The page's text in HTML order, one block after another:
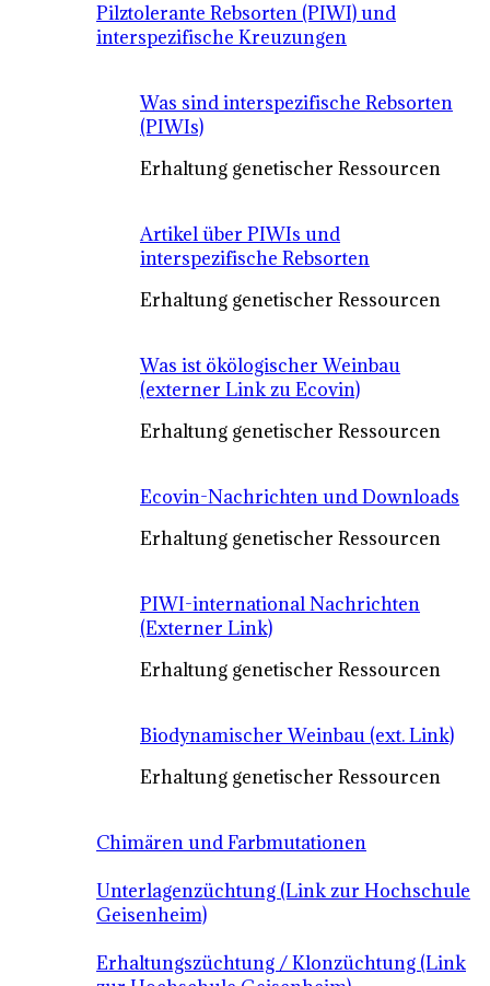
Pilztolerante Rebsorten (PIWI) und
interspezifische Kreuzungen
Was sind interspezifische Rebsorten
(PIWIs)
Erhaltung genetischer Ressourcen
Artikel über PIWIs und
interspezifische Rebsorten
Erhaltung genetischer Ressourcen
Was ist ökölogischer Weinbau
(externer Link zu Ecovin)
Erhaltung genetischer Ressourcen
Ecovin-Nachrichten und Downloads
Erhaltung genetischer Ressourcen
PIWI-international Nachrichten
(Externer Link)
Erhaltung genetischer Ressourcen
Biodynamischer Weinbau (ext. Link)
Erhaltung genetischer Ressourcen
Chimären und Farbmutationen
Unterlagenzüchtung (Link zur Hochschule
Geisenheim)
Erhaltungszüchtung / Klonzüchtung (Link